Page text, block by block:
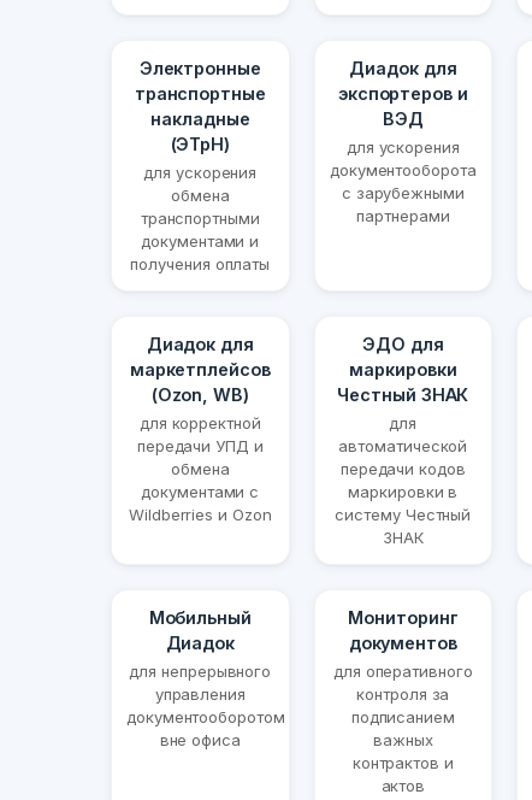
Электронные
транспортные
накладные
(ЭТрН)
для ускорения
обмена
транспортными
документами и
получения оплаты
Диадок для
экспортеров и
ВЭД
для ускорения
документооборота
с зарубежными
партнерами
Диадок для
маркетплейсов
(Ozon, WB)
для корректной
передачи УПД и
обмена
документами с
Wildberries и Ozon
ЭДО для
маркировки
Честный ЗНАК
для
автоматической
передачи кодов
маркировки в
систему Честный
ЗНАК
Мобильный
Диадок
для непрерывного
управления
документооборотом
вне офиса
Мониторинг
документов
для оперативного
контроля за
подписанием
важных
контрактов и
актов